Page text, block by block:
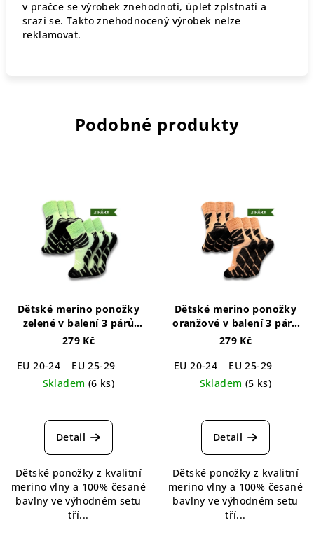
v pračce se výrobek znehodnotí, úplet zplstnatí a
srazí se. Takto znehodnocený výrobek nelze
reklamovat.
Podobné produkty
Dětské merino ponožky
zelené v balení 3 párů
Merino Socks Kids Green
279 Kč
EU 20-24
EU 25-29
Skladem (6 ks)
Detail
Dětské ponožky z kvalitní
merino vlny a 100% česané
bavlny ve výhodném setu
tří...
Dětské merino ponožky
oranžové v balení 3 párů
Merino Socks Kids Orange
279 Kč
EU 20-24
EU 25-29
Skladem (5 ks)
hodnocení
produktu
z
5
hvězdiček.
Detail
Dětské ponožky z kvalitní
merino vlny a 100% česané
bavlny ve výhodném setu
tří...